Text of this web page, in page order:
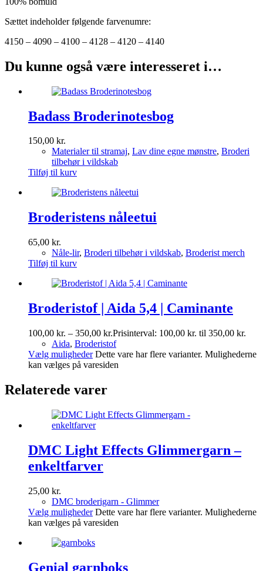
Sættet indeholder følgende farvenumre:
4150 – 4090 – 4100 – 4128 – 4120 – 4140
Du kunne også være interesseret i…
Badass Broderinotesbog
150,00 kr.
Materialer til stramaj, Lav dine egne mønstre, Broderi
tilbehør i vildskab
Tilføj til kurv
Broderistens nåleetui
65,00 kr.
Nåle-lir, Broderi tilbehør i vildskab, Broderist merch
Tilføj til kurv
Broderistof | Aida 5,4 | Caminante
100,00 kr. – 350,00 kr.Prisinterval: 100,00 kr. til 350,00 kr.
Aida, Broderistof
Vælg muligheder Dette vare har flere varianter. Mulighederne
kan vælges på varesiden
Relaterede varer
DMC Light Effects Glimmergarn –
enkeltfarver
25,00 kr.
DMC broderigarn - Glimmer
Vælg muligheder Dette vare har flere varianter. Mulighederne
kan vælges på varesiden
Genial garnboks